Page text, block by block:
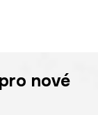
nové